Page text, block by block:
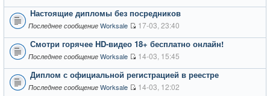
Настоящие дипломы без посредников
Последнее сообщение Worksale 17-03, 23:40
Смотри горячее HD-видео 18+ бесплатно онлайн!
Последнее сообщение Worksale 14-03, 15:45
Диплом с официальной регистрацией в реестре
Последнее сообщение Worksale 14-03, 12:02